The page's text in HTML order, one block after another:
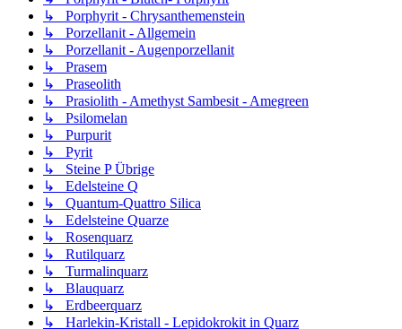
↳ Porphyrit - Chrysanthemenstein
↳ Porzellanit - Allgemein
↳ Porzellanit - Augenporzellanit
↳ Prasem
↳ Praseolith
↳ Prasiolith - Amethyst Sambesit - Amegreen
↳ Psilomelan
↳ Purpurit
↳ Pyrit
↳ Steine P Übrige
↳ Edelsteine Q
↳ Quantum-Quattro Silica
↳ Edelsteine Quarze
↳ Rosenquarz
↳ Rutilquarz
↳ Turmalinquarz
↳ Blauquarz
↳ Erdbeerquarz
↳ Harlekin-Kristall - Lepidokrokit in Quarz